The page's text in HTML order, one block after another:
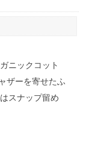
ニックコット
ザーを寄せたふ
スナップ留め